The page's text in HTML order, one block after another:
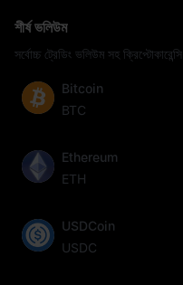
শীর্ষ ভলিউম
সর্বোচ্চ ট্রেডিং ভলিউম সহ ক্রিপ্টোকারেন্সি
Bitcoin
BTC
Ethereum
ETH
USDCoin
USDC